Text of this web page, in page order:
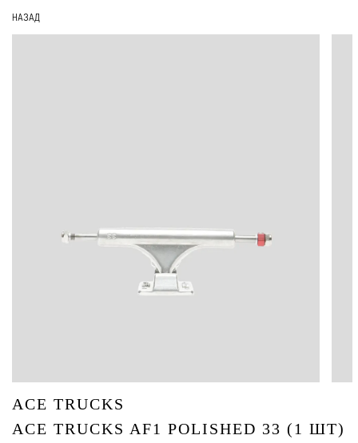
НАЗАД
ACE TRUCKS
ACE TRUCKS AF1 POLISHED 33 (1 ШТ)